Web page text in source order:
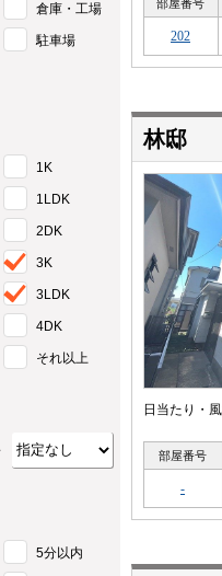
部屋番号
202
林邸
日当たり・
部屋番号
-
倉庫・工場
駐車場
1K
1LDK
2DK
3K
3LDK
4DK
それ以上
5分以内